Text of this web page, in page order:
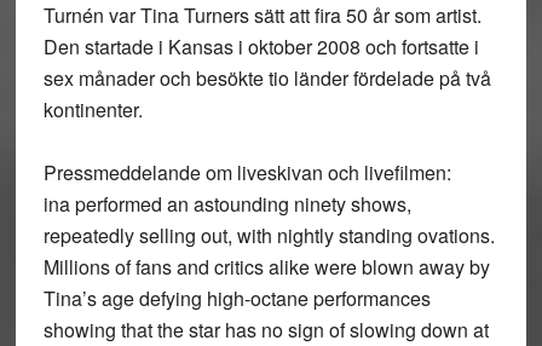
Turnén var Tina Turners sätt att fira 50 år som artist.
Den startade i Kansas i oktober 2008 och fortsatte i
sex månader och besökte tio länder fördelade på två
kontinenter.
Pressmeddelande om liveskivan och livefilmen:
ina performed an astounding ninety shows,
repeatedly selling out, with nightly standing ovations.
Millions of fans and critics alike were blown away by
Tina’s age defying high-octane performances
showing that the star has no sign of slowing down at